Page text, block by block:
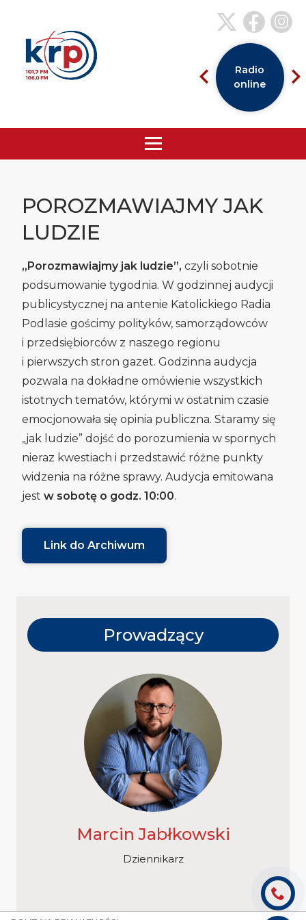
Radio
online
POROZMAWIAJMY JAK
LUDZIE
„Porozmawiajmy jak ludzie”, czyli sobotnie
podsumowanie tygodnia. W godzinnej audycji
publicystycznej na antenie Katolickiego Radia
Podlasie gościmy polityków, samorządowców
i przedsiębiorców z naszego regionu
i pierwszych stron gazet. Godzinna audycja
pozwala na dokładne omówienie wszystkich
istotnych tematów, którymi w ostatnim czasie
emocjonowała się opinia publiczna. Staramy się
„jak ludzie” dojść do porozumienia w spornych
nieraz kwestiach i przedstawić różne punkty
widzenia na różne sprawy. Audycja emitowana
jest w sobotę o godz. 10:00.
Link do Archiwum
Prowadzący
Marcin Jabłkowski
Dziennikarz